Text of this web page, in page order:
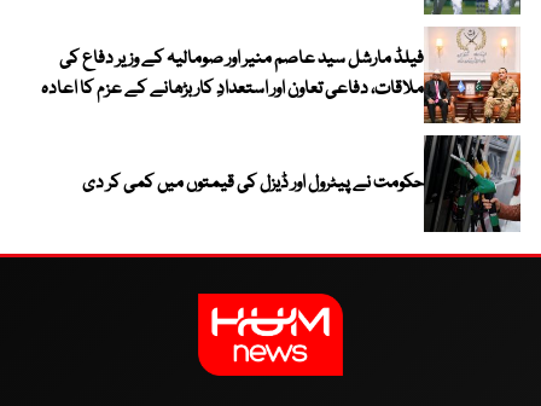
فیلڈ مارشل سید عاصم منیر اور صومالیہ کے وزیر دفاع کی
ملاقات، دفاعی تعاون اور استعدادِ کار بڑھانے کے عزم کا اعادہ
حکومت نے پیٹرول اور ڈیزل کی قیمتوں میں کمی کر دی